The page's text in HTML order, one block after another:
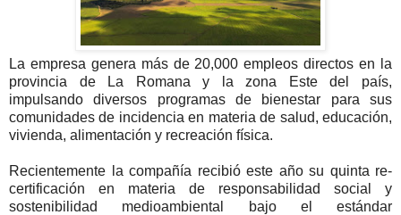
La empresa genera más de 20,000 empleos directos en la
provincia de La Romana y la zona Este del país,
impulsando diversos programas de bienestar para sus
comunidades de incidencia en materia de salud, educación,
vivienda, alimentación y recreación física.
Recientemente la compañía recibió este año su quinta re-
certificación en materia de responsabilidad social y
sostenibilidad medioambiental bajo el estándar